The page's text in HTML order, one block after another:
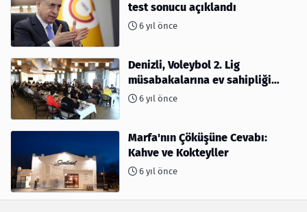
test sonucu açıklandı
6 yıl önce
Denizli, Voleybol 2. Lig
müsabakalarına ev sahipliği
yapıyor
6 yıl önce
Marfa'nın Çöküşüne Cevabı:
Kahve ve Kokteyller
6 yıl önce